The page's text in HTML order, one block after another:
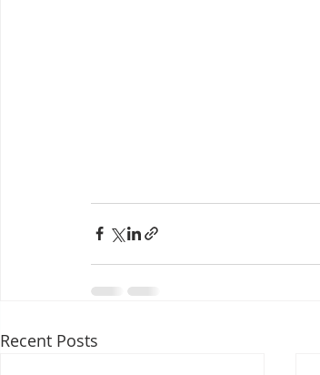
Recent Posts